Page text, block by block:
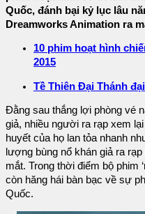
Quốc, đánh bại kỷ lục lâu
Dreamworks Animation ra
10 phim hoạt hình
2015
Tề Thiên Đại Thánh
Đằng sau thắng lợi phòng vé
giả, nhiều người ra rạp xem
huyết của họ lan tỏa nhanh
lượng bùng nổ khán giả ra
mắt. Trong thời điểm bộ phim
còn hăng hái bàn bạc về sự
Quốc.